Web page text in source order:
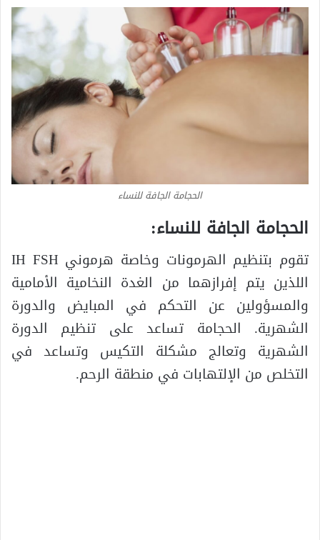
الحجامة الجافة للنساء
الحجامة الجافة للنساء:
تقوم بتنظيم الهرمونات وخاصة هرموني IH FSH
اللذين يتم إفرازهما من الغدة النخامية الأمامية
والمسؤولين عن التحكم في المبايض والدورة
الشهرية. الحجامة تساعد على تنظيم الدورة
الشهرية وتعالج مشكلة التكيس وتساعد في
التخلص من الإلتهابات في منطقة الرحم.